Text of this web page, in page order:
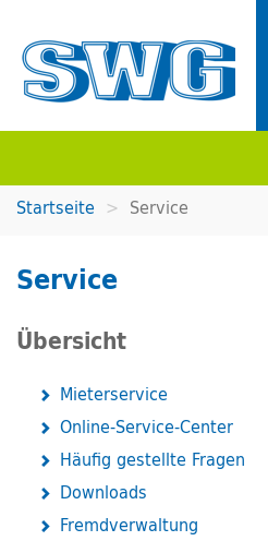
Startseite Service
Service
Übersicht
Mieterservice
Online-Service-Center
Häufig gestellte Fragen
Downloads
Fremdverwaltung